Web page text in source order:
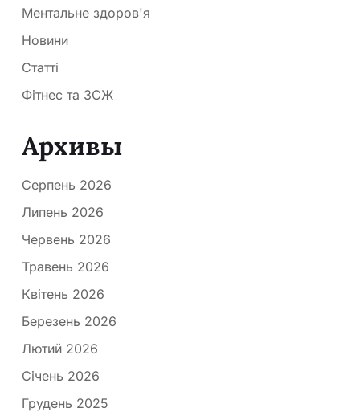
Ментальне здоров'я
Новини
Статті
Фітнес та ЗСЖ
Архивы
Серпень 2026
Липень 2026
Червень 2026
Травень 2026
Квітень 2026
Березень 2026
Лютий 2026
Січень 2026
Грудень 2025